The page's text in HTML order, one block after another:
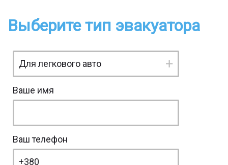
Выберите тип эвакуатора
Ваше имя
Ваш телефон